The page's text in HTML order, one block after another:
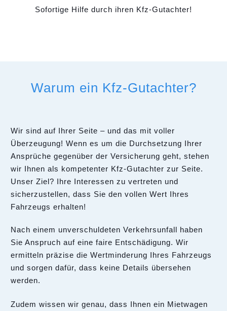
Sofortige Hilfe durch ihren Kfz-Gutachter!
Warum ein Kfz-Gutachter?
Wir sind auf Ihrer Seite – und das mit voller
Überzeugung! Wenn es um die Durchsetzung Ihrer
Ansprüche gegenüber der Versicherung geht, stehen
wir Ihnen als kompetenter Kfz-Gutachter zur Seite.
Unser Ziel? Ihre Interessen zu vertreten und
sicherzustellen, dass Sie den vollen Wert Ihres
Fahrzeugs erhalten!
Nach einem unverschuldeten Verkehrsunfall haben
Sie Anspruch auf eine faire Entschädigung. Wir
ermitteln präzise die Wertminderung Ihres Fahrzeugs
und sorgen dafür, dass keine Details übersehen
werden.
Zudem wissen wir genau, dass Ihnen ein Mietwagen